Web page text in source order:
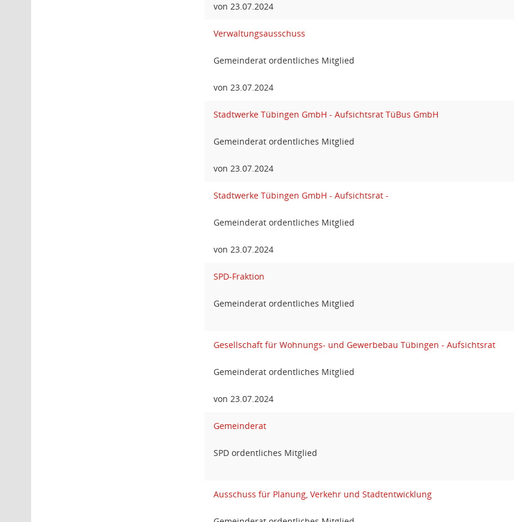
von 23.07.2024
Verwaltungsausschuss
Gemeinderat ordentliches Mitglied
von 23.07.2024
Stadtwerke Tübingen GmbH - Aufsichtsrat TüBus GmbH
Gemeinderat ordentliches Mitglied
von 23.07.2024
Stadtwerke Tübingen GmbH - Aufsichtsrat -
Gemeinderat ordentliches Mitglied
von 23.07.2024
SPD-Fraktion
Gemeinderat ordentliches Mitglied
Gesellschaft für Wohnungs- und Gewerbebau Tübingen - Aufsichtsrat
Gemeinderat ordentliches Mitglied
von 23.07.2024
Gemeinderat
SPD ordentliches Mitglied
Ausschuss für Planung, Verkehr und Stadtentwicklung